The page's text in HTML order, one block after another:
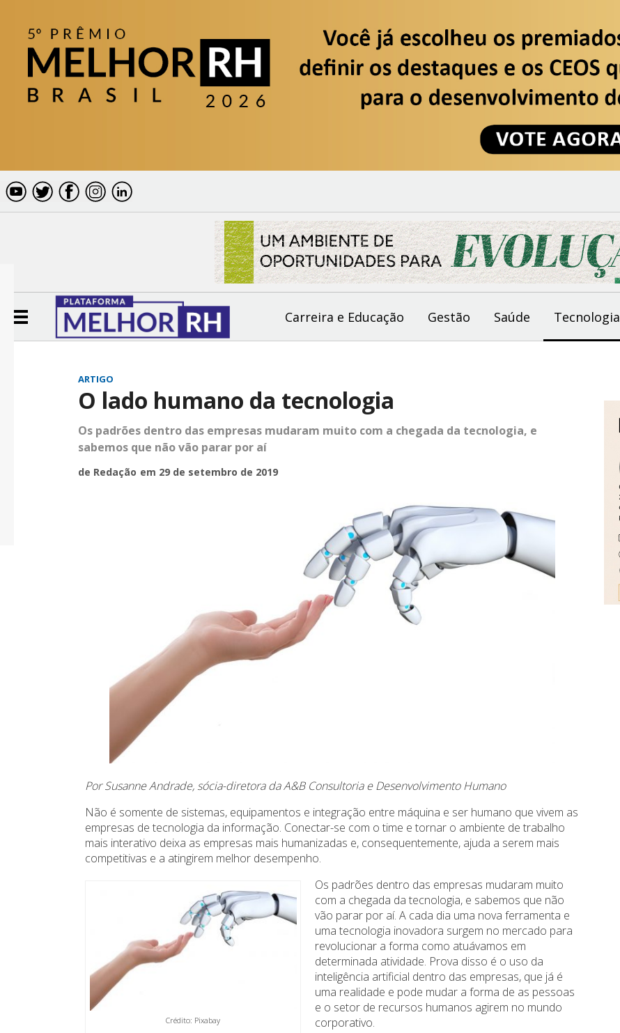
Carreira e Educação Gestão Saúde Tecnologia
ARTIGO
O lado humano da tecnologia
Os padrões dentro das empresas mudaram muito com a chegada da tecnologia, e
sabemos que não vão parar por aí
de Redação em 29 de setembro de 2019
Por Susanne Andrade, sócia-diretora da A&B Consultoria e Desenvolvimento Humano
Não é somente de sistemas, equipamentos e integração entre máquina e ser humano que vivem as
empresas de tecnologia da informação. Conectar-se com o time e tornar o ambiente de trabalho
mais interativo deixa as empresas mais humanizadas e, consequentemente, ajuda a serem mais
competitivas e a atingirem melhor desempenho.
Crédito: Pixabay
Os padrões dentro das empresas mudaram muito
com a chegada da tecnologia, e sabemos que não
vão parar por aí. A cada dia uma nova ferramenta e
uma tecnologia inovadora surgem no mercado para
revolucionar a forma como atuávamos em
determinada atividade. Prova disso é o uso da
inteligência artificial dentro das empresas, que já é
uma realidade e pode mudar a forma de as pessoas
e o setor de recursos humanos agirem no mundo
corporativo.